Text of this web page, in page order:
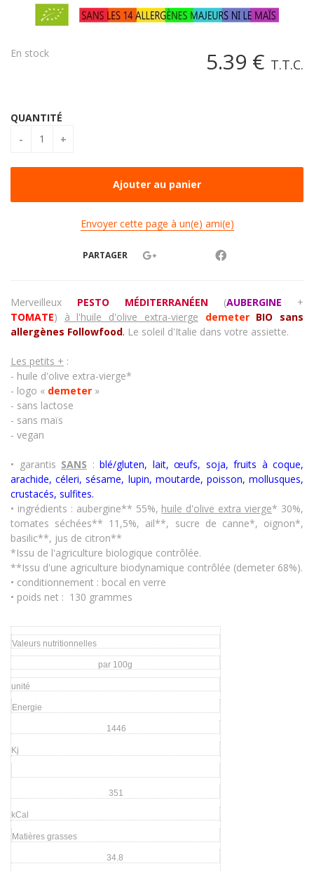
5.39 € T.T.C.
En stock
QUANTITÉ
Envoyer cette page à un(e) ami(e)
PARTAGER
Merveilleux PESTO MÉDITERRANÉEN (AUBERGINE +
TOMATE) à l'huile d'olive extra-vierge demeter BIO sans
allergènes Followfood. Le soleil d'Italie dans votre assiette.
Les petits + :
- huile d'olive extra-vierge*
- logo « demeter »
- sans lactose
- sans maïs
- vegan
• garantis SANS : blé/gluten, lait, œufs, soja, fruits à coque,
arachide, céleri, sésame, lupin, moutarde, poisson, mollusques,
crustacés, sulfites.
• ingrédients : aubergine** 55%, huile d'olive extra vierge* 30%,
tomates séchées** 11,5%, ail**, sucre de canne*, oignon*,
basilic**, jus de citron**
*Issu de l'agriculture biologique contrôlée.
**Issu d'une agriculture biodynamique contrôlée (demeter 68%).
• conditionnement : bocal en verre
• poids net : 130 grammes
Valeurs nutritionnelles
par 100g
unité
Energie
1446
Kj
351
kCal
Matières grasses
34.8